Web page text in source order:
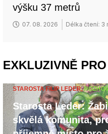
výšku 37 metrů
07. 08. 2026 Délka čtení: 3
EXKLUZIVNĚ
STAROSTA FILIP LEDER,
Starosta Leder:
skvělá komunita,